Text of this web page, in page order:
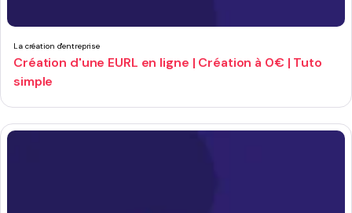
La création d'entreprise
Création d'une EURL en ligne | Création à 0€ | Tuto
simple